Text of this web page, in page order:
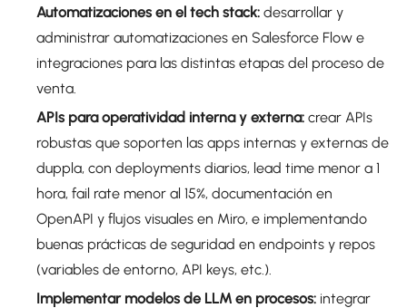
Automatizaciones en el tech stack: desarrollar y
administrar automatizaciones en Salesforce Flow e
integraciones para las distintas etapas del proceso de
venta.
APIs para operatividad interna y externa: crear APIs
robustas que soporten las apps internas y externas de
duppla, con deployments diarios, lead time menor a 1
hora, fail rate menor al 15%, documentación en
OpenAPI y flujos visuales en Miro, e implementando
buenas prácticas de seguridad en endpoints y repos
(variables de entorno, API keys, etc.).
Implementar modelos de LLM en procesos: integrar